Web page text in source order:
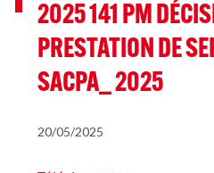
2025 141 PM
PRESTATION DE
SACPA_ 2025
20/05/2025